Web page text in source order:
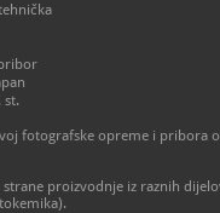
st.
fotografske opreme i pribora
proizvodnje iz raznih